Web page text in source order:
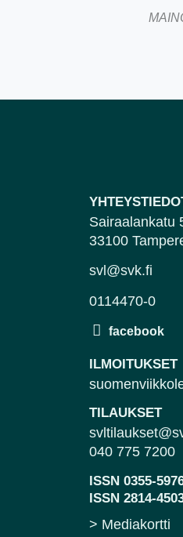
Sairaalankatu
33100
svl@svk.fi
0114470-0
ILMOITUKSET
TILAUKSET
040 775 7200
ISSN 0355-
ISSN 2814-
> Mediakortti